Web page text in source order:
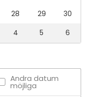
28 29
30
4 5 6
Andra datum
möjliga